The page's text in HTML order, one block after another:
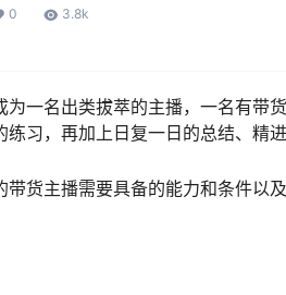
0 3.8k
一名出类拔萃的主播，一名有带
习，再加上日复一日的总结、精进
货主播需要具备的能力和条件以及